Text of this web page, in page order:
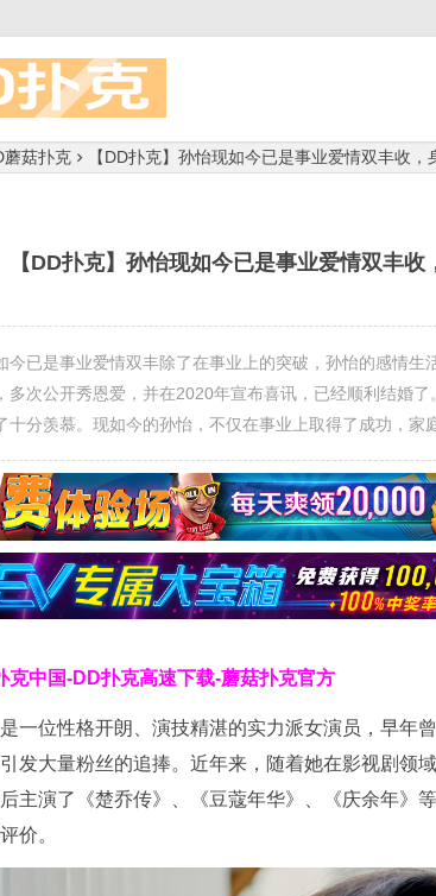
蘑菇扑克 【DD扑克】孙怡现如今已是事业爱情双丰收
【DD扑克】孙怡现如今已是事业爱情双丰
今已是事业爱情双丰除了在事业上的突破，孙怡的感情生
多次公开秀恩爱，并在2020年宣布喜讯，已经顺利结婚
十分羡慕。现如今的孙怡，不仅在事业上取得了成功，家
克中国-DD扑克高速下载-蘑菇扑克官方
一位性格开朗、演技精湛的实力派女演员，早年
发大量粉丝的追捧。近年来，随着她在影视剧领
主演了《楚乔传》、《豆蔻年华》、《庆余年》
价。